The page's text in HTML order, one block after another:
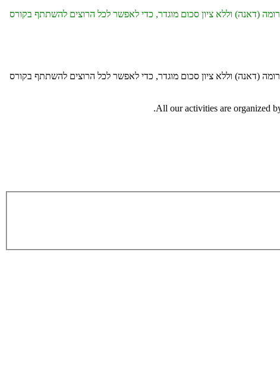
(דאנה) וללא ציון סכום מוגדר, כדי לאפשר לכל הרוצים להשתתף בקורס
(דאנה) וללא ציון סכום מוגדר, כדי לאפשר לכל הרוצים להשתתף בקורס
All our activities are organized